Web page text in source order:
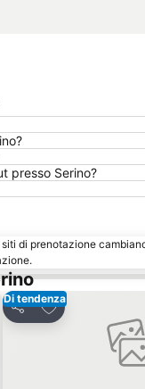
presso Serino?
di prenotazione
Di tendenza
Condividi
Aggiungi ai